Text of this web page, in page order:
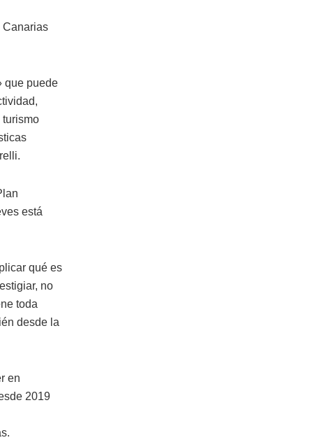
Canarias
que puede
turismo
está
qué es
no
toda
desde la
en
2019